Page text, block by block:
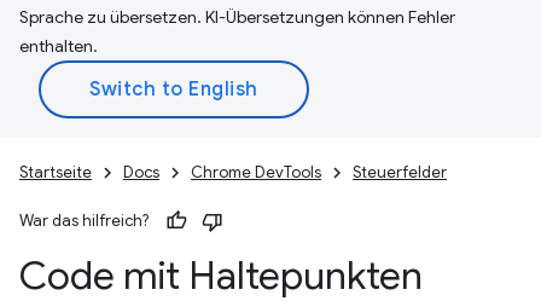
Sprache zu übersetzen. KI-Übersetzungen können Fehler
enthalten.
Startseite Docs Chrome DevTools Steuerfelder
War das hilfreich?
Code mit Haltepunkten